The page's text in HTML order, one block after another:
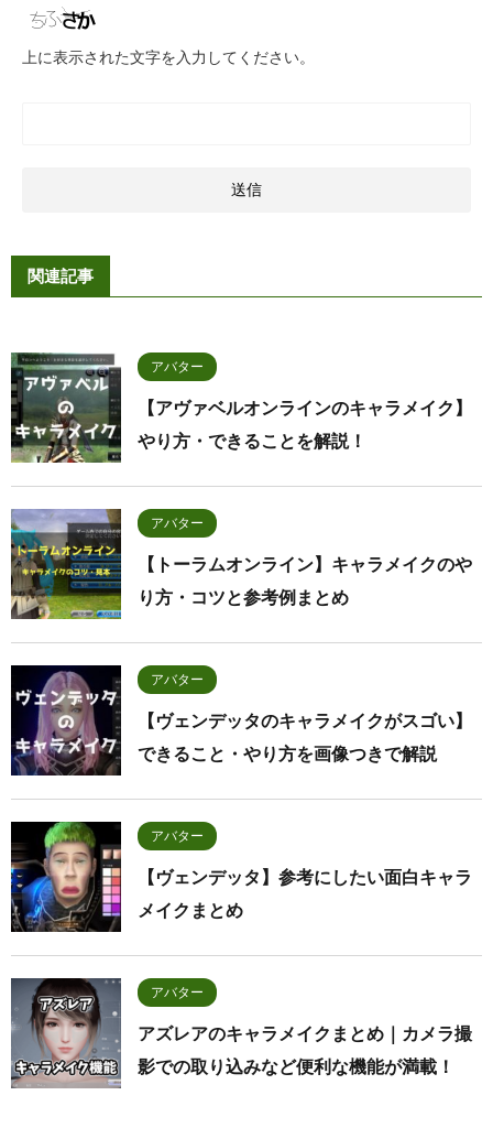
上に表示された文字を入力してください。
関連記事
アバター
【アヴァベルオンラインのキャラメイク】
やり方・できることを解説！
アバター
【トーラムオンライン】キャラメイクのや
り方・コツと参考例まとめ
アバター
【ヴェンデッタのキャラメイクがスゴい】
できること・やり方を画像つきで解説
アバター
【ヴェンデッタ】参考にしたい面白キャラ
メイクまとめ
アバター
アズレアのキャラメイクまとめ｜カメラ撮
影での取り込みなど便利な機能が満載！